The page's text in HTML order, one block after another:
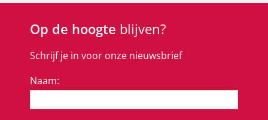
Op de hoogte blijven?
Schrijf je in voor onze nieuwsbrief
Naam: